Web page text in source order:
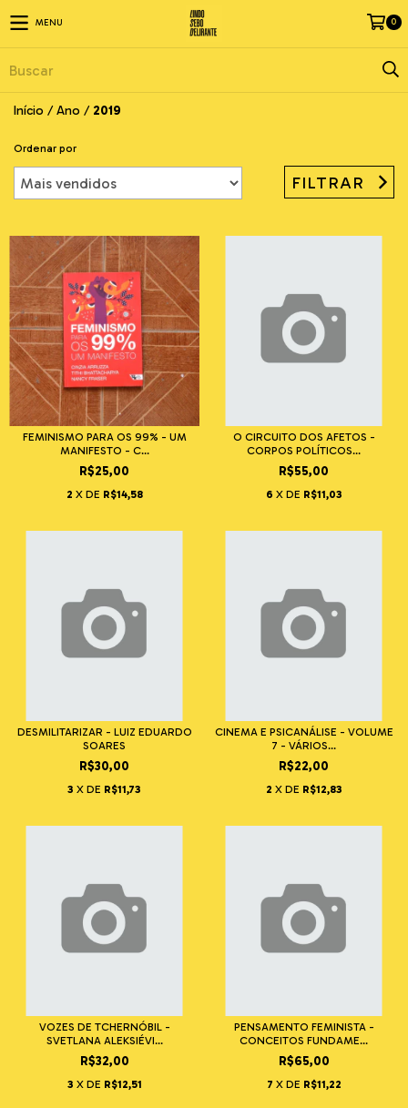
MENU 0
Início / Ano / 2019
Ordenar por
FILTRAR
FEMINISMO PARA OS 99% - UM
MANIFESTO - C...
R$25,00
2 X DE R$14,58
O CIRCUITO DOS AFETOS -
CORPOS POLÍTICOS...
R$55,00
6 X DE R$11,03
DESMILITARIZAR - LUIZ EDUARDO
SOARES
R$30,00
3 X DE R$11,73
CINEMA E PSICANÁLISE - VOLUME
7 - VÁRIOS...
R$22,00
2 X DE R$12,83
VOZES DE TCHERNÓBIL -
SVETLANA ALEKSIÉVI...
R$32,00
3 X DE R$12,51
PENSAMENTO FEMINISTA -
CONCEITOS FUNDAME...
R$65,00
7 X DE R$11,22